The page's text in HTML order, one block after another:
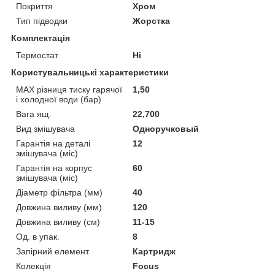
Покриття
Хром
Тип підводки
Жорстка
Комплектація
Термостат
Ні
Користувальницькі характеристики
MAX різниця тиску гарячої
і холодної води (бар)
1,50
Вага ящ.
22,700
Вид змішувача
Одноручковый
Гарантія на деталі
змішувача (міс)
12
Гарантія на корпус
змішувача (міс)
60
Діаметр фільтра (мм)
40
Довжина виливу (мм)
120
Довжина виливу (см)
11-15
Од. в упак.
8
Запірний елемент
Картридж
Колекція
Focus